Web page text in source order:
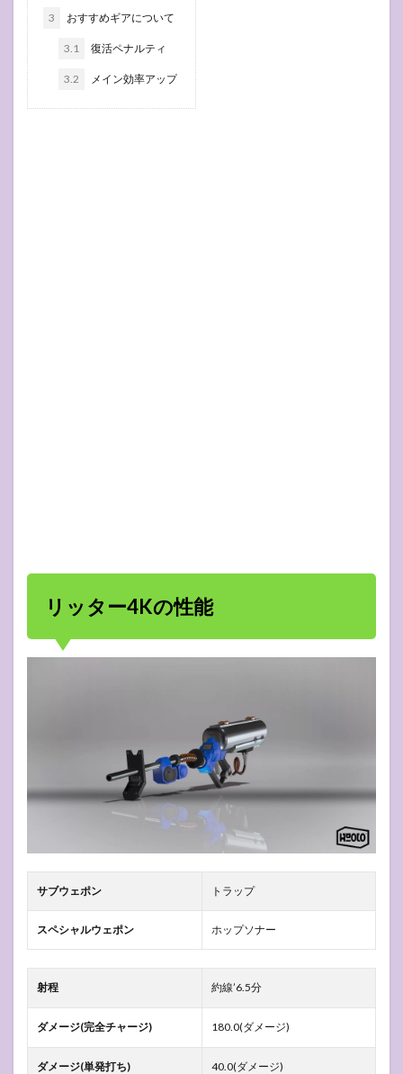
3 おすすめギアについて
3.1 復活ペナルティ
3.2 メイン効率アップ
リッター4Kの性能
サブウェポン トラップ
スペシャルウェポン ホップソナー
射程 約線’6.5分
ダメージ(完全チャージ) 180.0(ダメージ)
ダメージ(単発打ち) 40.0(ダメージ)